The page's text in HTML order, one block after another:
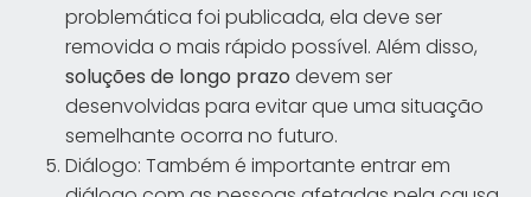
problemática foi publicada, ela deve ser
removida o mais rápido possível. Além disso,
soluções de longo prazo devem ser
desenvolvidas para evitar que uma situação
semelhante ocorra no futuro.
Diálogo: Também é importante entrar em